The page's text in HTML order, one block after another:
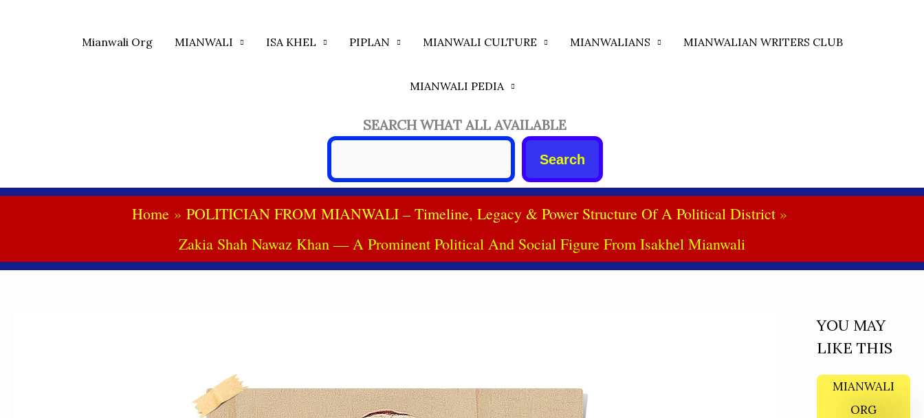
Mianwali Org MIANWALI ISA KHEL PIPLAN MIANWALI CULTURE MIANWALIANS MIANWALIAN WRITERS CLUB
MIANWALI PEDIA
SEARCH WHAT ALL AVAILABLE
Search
Home
POLITICIAN FROM MIANWALI – Timeline, Legacy & Power Structure Of A Political District
Zakia Shah Nawaz Khan — A Prominent Political And Social Figure From Isakhel Mianwali
YOU MAY
LIKE THIS
MIANWALI
ORG